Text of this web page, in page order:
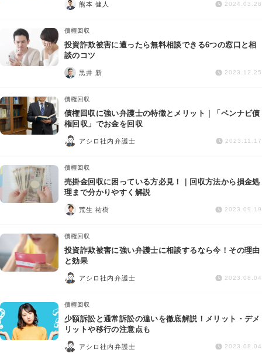
熊本 健人 2024.03.28
債権回収
投資詐欺被害に遭ったら無料相談できる6つの窓口と相
談のコツ
黒井 新 2023.12.25
債権回収
債権回収に強い弁護士の特徴とメリット｜「ベンナビ債
権回収」でお金を回収
アシロ社内弁護士 2023.11.17
債権回収
売掛金回収に困っている方必見！｜回収方法から損金処
理まで分かりやすく解説
荒生 祐樹 2023.09.19
債権回収
投資詐欺被害に強い弁護士に相談するなら今！その理由
と効果
アシロ社内弁護士 2023.08.04
債権回収
少額訴訟と通常訴訟の違いを徹底解説！メリット・デメ
リットや移行の注意点も
アシロ社内弁護士 2023.08.04